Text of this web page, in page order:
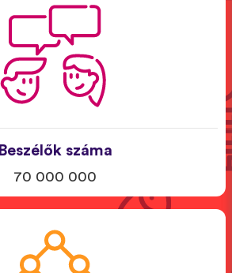
Beszélők száma
70 000 000